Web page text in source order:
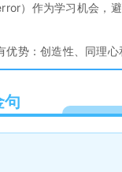
）作为学习机会，
优势：创造性、同理
句